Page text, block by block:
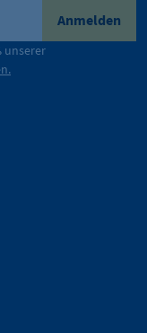
Wirtschaft.
geht die
Stufe. Mit
Gespräche
für die Vielfalt
was der Claim
Anmelden
unserer